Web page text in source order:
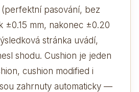
pasování, bez
±0.15 mm, nakonec ±0.20
stránka uvádí,
shodu. Cushion je jeden
cushion modified i
zahrnuty automaticky —